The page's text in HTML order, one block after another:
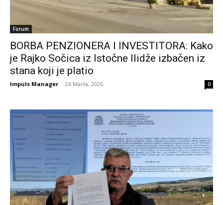
Forum
BORBA PENZIONERA I INVESTITORA: Kako
je Rajko Sočica iz Istočne Ilidže izbačen iz
stana koji je platio
Impuls Manager - 26 Marta, 2026 0